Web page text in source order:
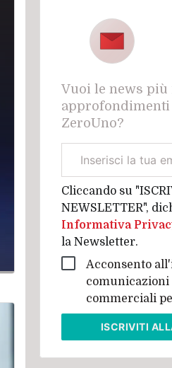
Vuoi le news
ZeroUno?
aziendale
Cliccando su
NEWSLETTER",
Informativa
la Newsletter.
Acconsento
comunicazioni
commerciali
ISCRIVITI